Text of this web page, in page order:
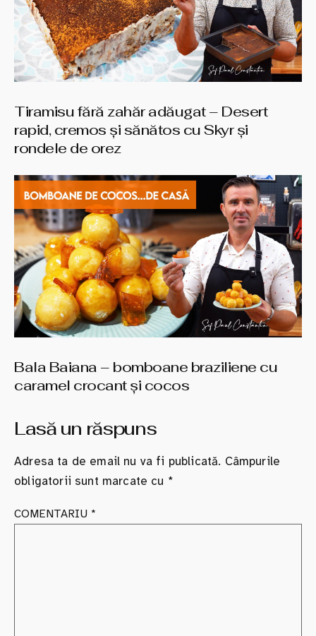
Tiramisu fără zahăr adăugat – Desert
rapid, cremos și sănătos cu Skyr și
rondele de orez
Bala Baiana – bomboane braziliene cu
caramel crocant şi cocos
Lasă un răspuns
Adresa ta de email nu va fi publicată. Câmpurile
obligatorii sunt marcate cu *
COMENTARIU *